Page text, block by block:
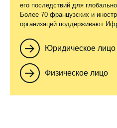
его последствий для
Более 70 французских и
организаций поддерживают
Юридическое лицо
Физическое лицо